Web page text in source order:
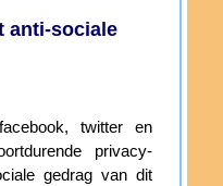
anti-sociale
twitter en
privacy-
gedrag van dit